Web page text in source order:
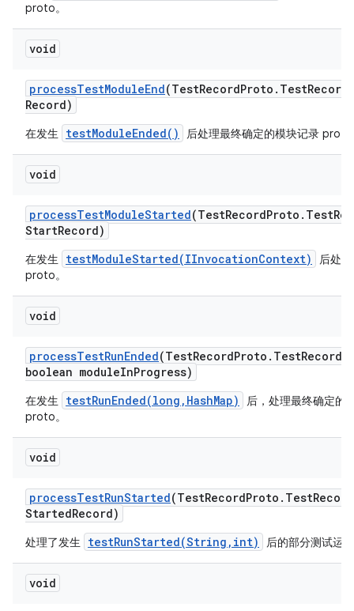
proto。
void
processTestModuleEnd(TestRecordProto . TestRecord
Record)
在发生 testModuleEnded() 后处理最终确定的模块记录
void
processTestModuleStarted(TestRecordProto . Test
StartRecord)
在发生 testModuleStarted(IInvocationContext)
后处
proto。
void
processTestRunEnded(TestRecordProto . TestRecord
boolean moduleInProgress)
在发生 testRunEnded(long,HashMap)
后，处理最终确定的
proto。
void
processTestRunStarted(TestRecordProto . Test
StartedRecord)
处理了发生 testRunStarted(String,int) 后的部分测试运
void